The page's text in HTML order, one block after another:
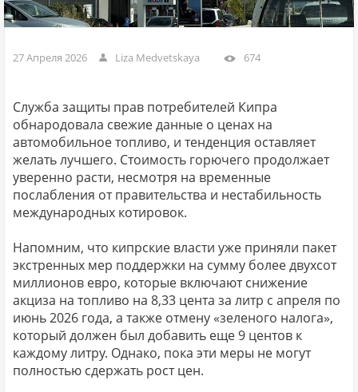
27 Апреля 2026 Liza Medvetskaya 674
Служба защиты прав потребителей Кипра
обнародовала свежие данные о ценах на
автомобильное топливо, и тенденция оставляет
желать лучшего. Стоимость горючего продолжает
уверенно расти, несмотря на временные
послабления от правительства и нестабильность
международных котировок.
Напомним, что кипрские власти уже приняли пакет
экстренных мер поддержки на сумму более двухсот
миллионов евро, которые включают снижение
акциза на топливо на 8,33 цента за литр с апреля по
июнь 2026 года, а также отмену «зеленого налога»,
который должен был добавить еще 9 центов к
каждому литру. Однако, пока эти меры не могут
полностью сдержать рост цен.